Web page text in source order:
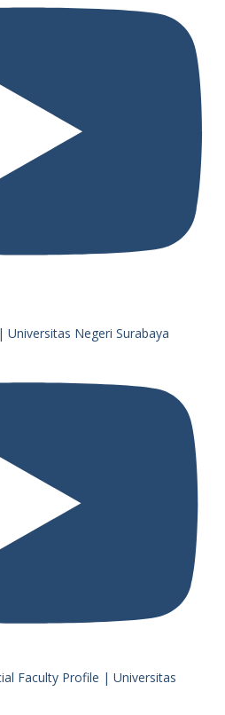
Universitas Negeri Surabaya
Faculty Profile | Universitas